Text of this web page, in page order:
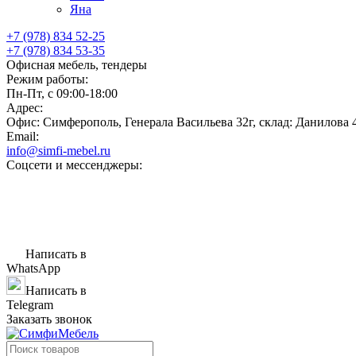
Яна
+7 (978) 834 52-25
+7 (978) 834 53-35
Офисная мебель, тендеры
Режим работы:
Пн-Пт, с 09:00-18:00
Адрес:
Офис: Симферополь, Генерала Васильева 32г, склад: Данилова
Email:
info@simfi-mebel.ru
Соцсети и мессенджеры:
Написать в
WhatsApp
Написать в
Telegram
Заказать звонок